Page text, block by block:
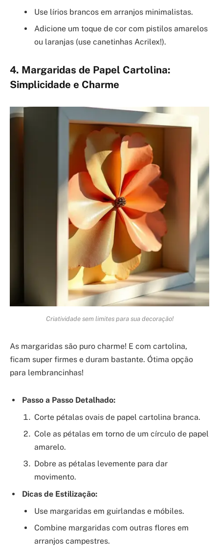
Use lírios brancos em arranjos minimalistas.
Adicione um toque de cor com pistilos amarelos
ou laranjas (use canetinhas Acrilex!).
4. Margaridas de Papel Cartolina:
Simplicidade e Charme
Criatividade sem limites para sua decoração!
As margaridas são puro charme! E com cartolina,
ficam super firmes e duram bastante. Ótima opção
para lembrancinhas!
Passo a Passo Detalhado:
Corte pétalas ovais de papel cartolina branca.
Cole as pétalas em torno de um círculo de papel
amarelo.
Dobre as pétalas levemente para dar
movimento.
Dicas de Estilização:
Use margaridas em guirlandas e móbiles.
Combine margaridas com outras flores em
arranjos campestres.